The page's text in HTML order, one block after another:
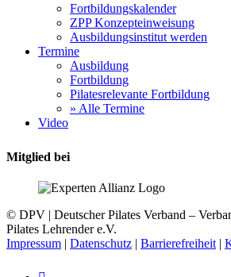
Fortbildungskalender
ZPP Konzepteinweisung
Ausbildungsinstitut werden
Termine
Ausbildung
Fortbildung
Pilatesrelevante Fortbildung
» Alle Termine
Video
Mitglied bei
© DPV | Deutscher Pilates Verband –
Pilates Lehrender e.V.
Impressum | Datenschutz | Barrierefreiheit |